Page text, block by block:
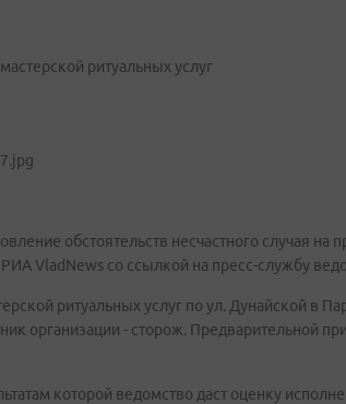
ритуальных услуг
обстоятельств несчастного случая на
VladNews со ссылкой на пресс-службу
ритуальных услуг по ул. Дунайской в
организации - сторож. Предварительной
которой ведомство даст оценку